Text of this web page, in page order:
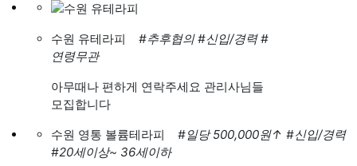
수원 유테라피 #추후협의 #신입/경력 #
연령무관
아무때나 편하게 연락주세요 관리사님들
모집합니다
수원 영통 볼륨테라피
#일당 500,000원↑ #신입/경력
#20세이상~ 36세이하